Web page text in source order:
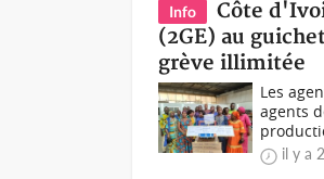
Info
Côte
(2GE) au
grève illimitée
Les
agents
il y a